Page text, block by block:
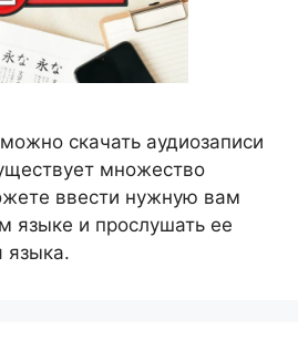
скачать аудиозаписи
множество
ввести нужную вам
языке и прослушать ее
языка.